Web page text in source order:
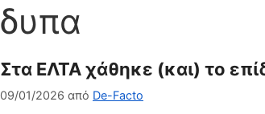
δυπα
Στα ΕΛΤΑ χάθηκε (και) το
09/01/2026 από De-Facto